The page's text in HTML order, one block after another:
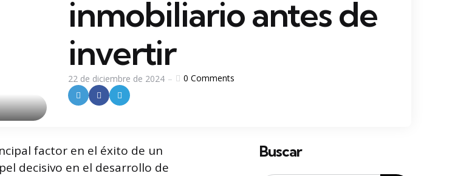
inmobiliario antes de
invertir
22 de diciembre de 2024 0 Comments
factor en el éxito de un
decisivo en el desarrollo de
Buscar